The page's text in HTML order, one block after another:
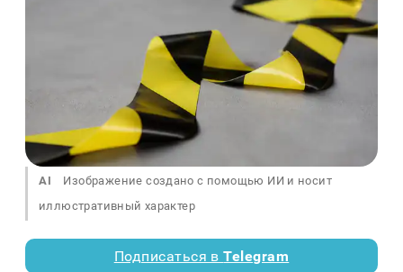
AI
Изображение создано с помощью ИИ и носит
иллюстративный характер
Подписаться вTelegram